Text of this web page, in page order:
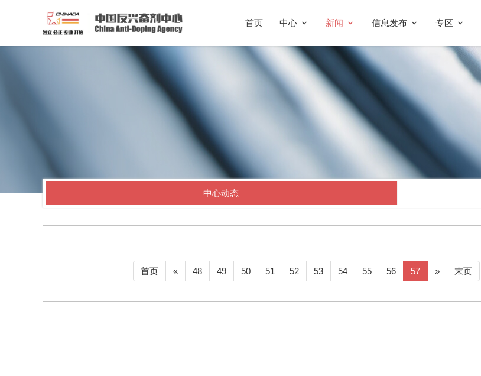
首页 中心 新闻 信息发布 专区
中心动态
首页 « 48 49 50 51 52 53 54 55 56 57 » 末页